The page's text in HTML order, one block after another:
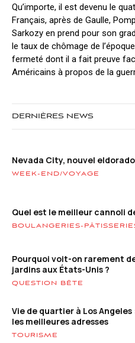
Qu’importe, il est devenu le
Français, après de Gaulle,
Sarkozy en prend pour son
le taux de chômage de
fermeté dont il a fait preuve
Américains à propos de la
DERNIÈRES NEWS
Nevada City, nouvel
WEEK-END/VOYAGE
Quel est le meilleur cannoli
BOULANGERIES-
Pourquoi voit-on rarement
jardins aux États-Unis ?
QUESTION BÊTE
Vie de quartier à Los Angeles
les meilleures adresses
TOURISME